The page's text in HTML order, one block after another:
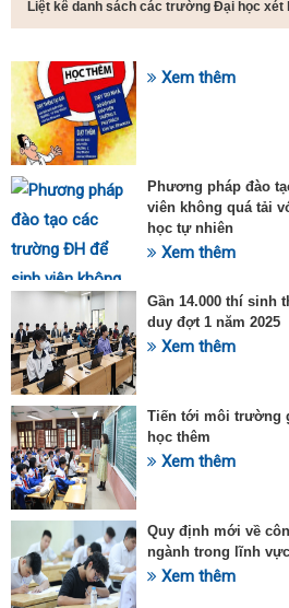
Liệt kê danh sách các trường Đại học xét
SỰ KIỆN HOT Xem thêm
Phương pháp đào
viên không quá tải
học tự nhiên
Xem thêm
Gần 14.000 thí sinh
duy đợt 1 năm 2025
Xem thêm
Tiến tới môi trường
học thêm
Xem thêm
Quy định mới về
ngành trong lĩnh
Xem thêm